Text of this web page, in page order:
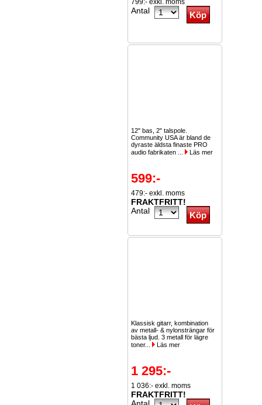
799:- exkl. moms
Antal
12" bas, 2" talspole.
Community USA är bland de
dyraste äldsta finaste PRO
audio fabrikaten ...
Läs mer
599:-
479:- exkl. moms
FRAKTFRITT!
Antal
Klassisk gitarr, kombination
av metall- & nylonsträngar för
bästa ljud. 3 metall för lägre
toner...
Läs mer
1 295:-
1 036:- exkl. moms
FRAKTFRITT!